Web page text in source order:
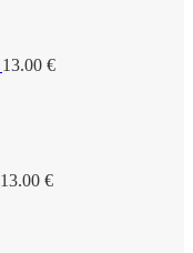
13.00 €
13.00 €